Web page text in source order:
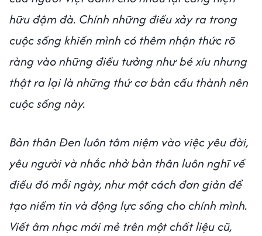
hữu đậm đà. Chính những điều xảy ra trong
cuộc sống khiến mình có thêm nhận thức rõ
ràng vào những điều tưởng như bé xíu nhưng
thật ra lại là những thứ cơ bản cấu thành nên
cuộc sống này.
Bản thân Đen luôn tâm niệm vào việc yêu đời,
yêu người và nhắc nhở bản thân luôn nghĩ về
điều đó mỗi ngày, như một cách đơn giản để
tạo niềm tin và động lực sống cho chính mình.
Viết âm nhạc mới mẻ trên một chất liệu cũ,